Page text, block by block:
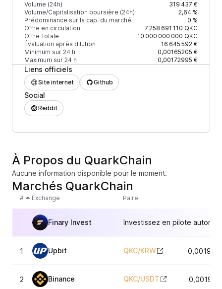
Volume (24h)
319 437 €
Volume/Capitalisation boursière (24h)
2,64 %
Prédominance sur la cap. du marché
0 %
Offre en circulation
7 258 691 110 QKC
Offre Totale
10 000 000 000 QKC
Évaluation après dilution
16 645 592 €
Minimum sur 24 h
0,00165205 €
Maximum sur 24 h
0,00172995 €
Liens officiels
Site internet Github
Social
Reddit
À Propos du QuarkChain
Aucune information disponible pour le moment.
Marchés QuarkChain
# Exchange Paire
Finary Invest Investissez en pilote
1 Upbit QKC/KRW
2 Binance QKC/USDT